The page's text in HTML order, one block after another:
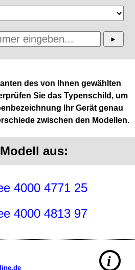
des von Ihnen gewählten
Sie das Typenschild, um
Ihr Gerät genau
zwischen den Modellen.
aus:
4000 4771 25
4000 4813 97
i